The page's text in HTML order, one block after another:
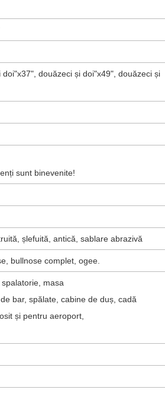
douăzeci și doi"x49", douăzeci și
sunt binevenite!
șlefuită, antică, sablare abrazivă
bullnose complet, ogee.
masa
bar, spălate, cabine de duș, cadă
și pentru aeroport,